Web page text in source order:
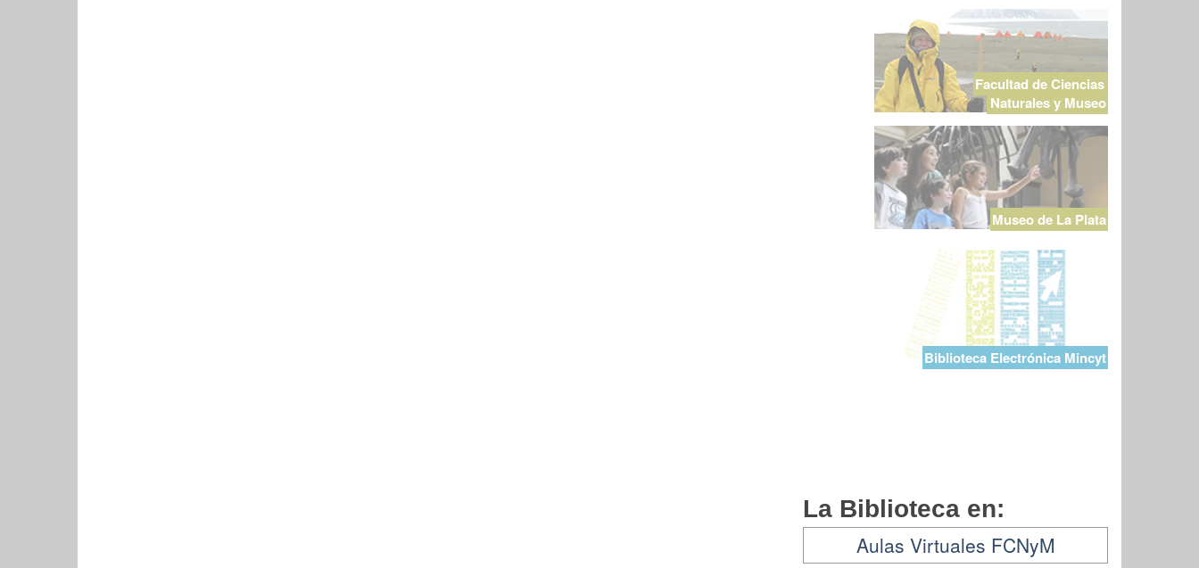
Facultad de Ciencias
Naturales y Museo
Museo de La Plata
Biblioteca Electrónica Mincyt
La Biblioteca en:
Aulas Virtuales FCNyM